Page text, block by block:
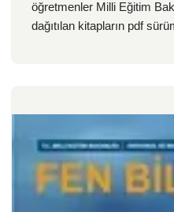
öğretmenler Milli Eğitim
dağıtılan kitapların pdf